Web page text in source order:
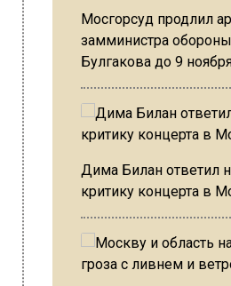
Мосгорсуд продлил
замминистра обороны
Булгакова до 9
Дима Билан ответил
критику концерта в